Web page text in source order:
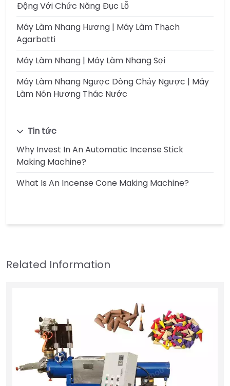
Động Với Chức Năng Đục Lỗ
Máy Làm Nhang Hương | Máy Làm Thạch
Agarbatti
Máy Làm Nhang | Máy Làm Nhang Sợi
Máy Làm Nhang Ngược Dòng Chảy Ngược | Máy
Làm Nón Hương Thác Nước
Tin tức
Why Invest In An Automatic Incense Stick
Making Machine?
What Is An Incense Cone Making Machine?